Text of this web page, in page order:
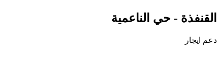
القنفذة - حي الناعمية
دعم ايجار